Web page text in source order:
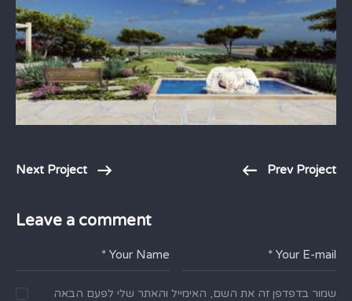
Prev Project
Next Project
Leave a comment
שמור בדפדפן זה את השם, האימייל והאתר שלי לפעם הבאה